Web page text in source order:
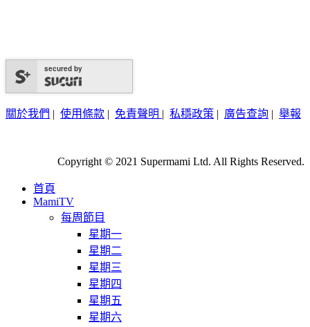
secured by
關於我們 | 使用條款 | 免責聲明 | 私穩政策 | 廣告查詢 | 舉報
Copyright © 2021 Supermami Ltd. All Rights Reserved.
首頁
MamiTV
每周節目
星期一
星期二
星期三
星期四
星期五
星期六